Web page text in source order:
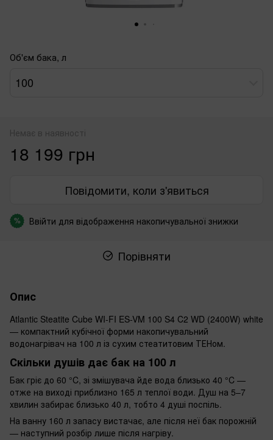
Об'єм бака, л
100
Немає в наявності
18 199 грн
Повідомити, коли з'явиться
% Ввійти для відображення накопичувальної знижки
Порівняти
Опис
Atlantic Steatite Cube WI-FI ES-VM 100 S4 C2 WD (2400W) white
— компактний кубічної форми накопичувальний
водонагрівач на 100 л із сухим стеатитовим ТЕНом.
Скільки душів дає бак на 100 л
Бак гріє до 60 °C, зі змішувача йде вода близько 40 °C —
отже на виході приблизно 165 л теплої води. Душ на 5–7
хвилин забирає близько 40 л, тобто 4 душі поспіль.
На ванну 160 л запасу вистачає, але після неї бак порожній
— наступний розбір лише після нагріву.